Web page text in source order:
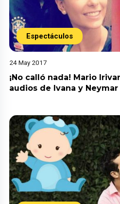
Espectáculos
24 May 2017
¡No calló nada! Mario
audios de Ivana y Neymar